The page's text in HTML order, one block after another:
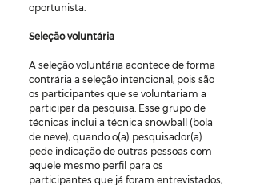
oportunista.
Seleção voluntária
A seleção voluntária acontece de forma
contrária a seleção intencional, pois são
os participantes que se voluntariam a
participar da pesquisa. Esse grupo de
técnicas inclui a técnica snowball (bola
de neve), quando o(a) pesquisador(a)
pede indicação de outras pessoas com
aquele mesmo perfil para os
participantes que já foram entrevistados,